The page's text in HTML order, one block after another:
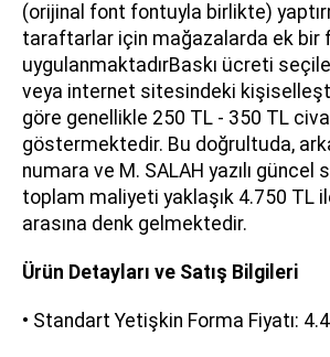
(orijinal font fontuyla birlikte)
taraftarlar için mağazalarda ek bir
uygulanmaktadırBaskı ücreti
veya internet sitesindeki
göre genellikle 250 TL - 350 TL
göstermektedir. Bu doğrultuda,
numara ve M. SALAH yazılı güncel
toplam maliyeti yaklaşık 4.750 TL
arasına denk gelmektedir.
Ürün Detayları ve Satış Bilgileri
• Standart Yetişkin Forma Fiyatı: